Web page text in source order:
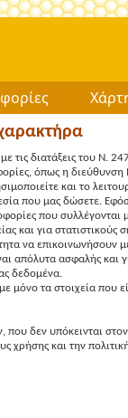
τις διατάξεις του Ν.
όπως η διεύθυνση
και το
που μας δώσετε.
που
και για στατιστικούς
να επικοινωνήσουν
απόλυτα ασφαλής
δεδομένα.
τα στοιχεία που
δεν υπόκεινται
χρήσης και την